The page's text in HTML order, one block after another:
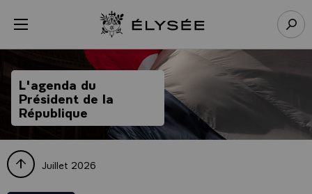
menu Retour à l’accueil Élysée
L'agenda du
Président de la
République
Juillet 2026
Panneau de gestion des cookies